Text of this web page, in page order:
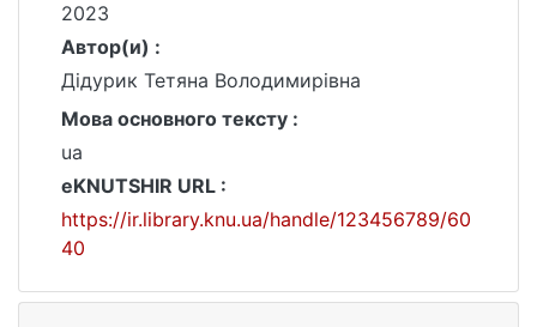
2023
Автор(и) :
Дідурик Тетяна Володимирівна
Мова основного тексту :
ua
eKNUTSHIR URL :
https://ir.library.knu.ua/handle/123456789/60
40